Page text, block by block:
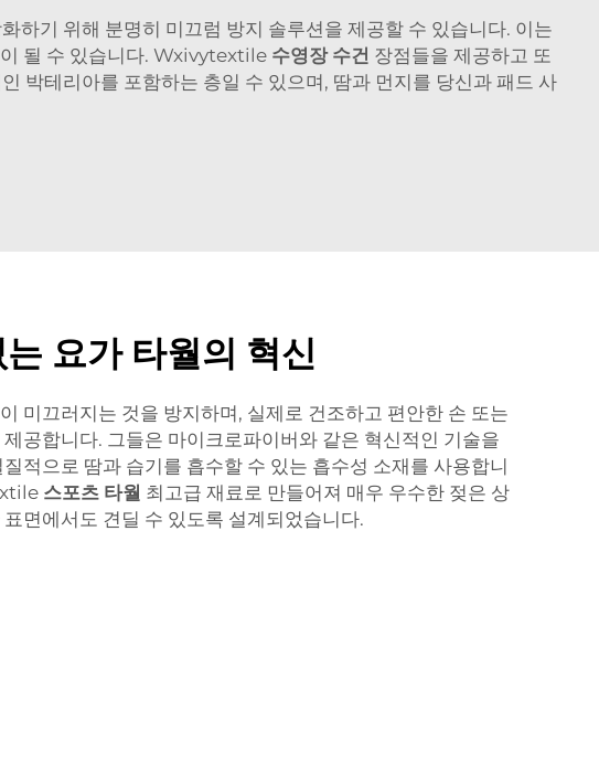
하기 위해 분명히 미끄럼 방지 솔루션을 제공할 수 있습니다. 이는
이 될 수 있습니다. Wxivytextile 수영장 수건 장점들을 제공하고 또
박테리아를 포함하는 층일 수 있으며, 땀과 먼지를 당신과 패드 사
요가 타월의 혁신
미끄러지는 것을 방지하며, 실제로 건조하고 편안한 손 또는
공합니다. 그들은 마이크로파이버와 같은 혁신적인 기술을
적으로 땀과 습기를 흡수할 수 있는 흡수성 소재를 사용합니
스포츠 타월 최고급 재료로 만들어져 매우 우수한 젖은 상
면에서도 견딜 수 있도록 설계되었습니다.